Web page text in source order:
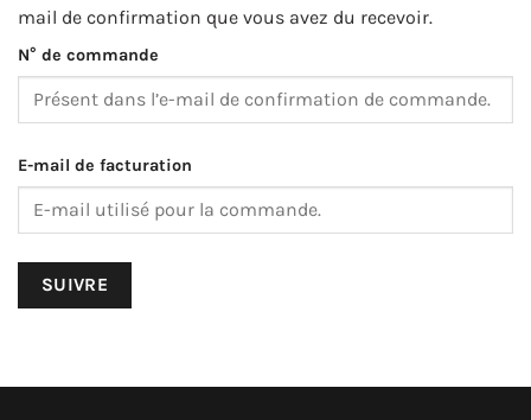
mail de confirmation que vous avez du recevoir.
N° de commande
E-mail de facturation
SUIVRE